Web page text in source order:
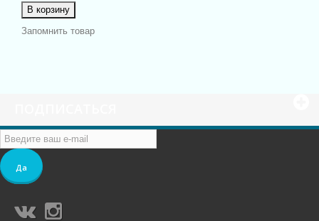
В корзину
Запомнить товар
Да